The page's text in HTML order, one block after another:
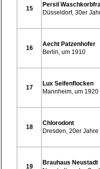
15
Persil
Düsseldorf, 30er
16
Aecht Patzenhofer
Berlin, um 1910
17
Lux Seifenflocken
Mannheim, um 1920
18
Chlorodont
Dresden, 20er Jahre
19
Brauhaus Neustadt